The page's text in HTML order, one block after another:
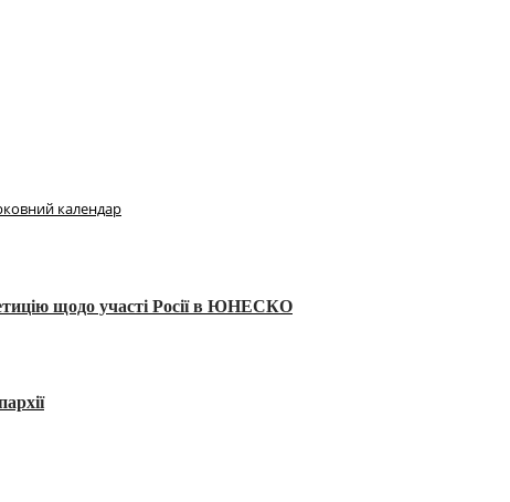
календар
щодо участі Росії в ЮНЕСКО